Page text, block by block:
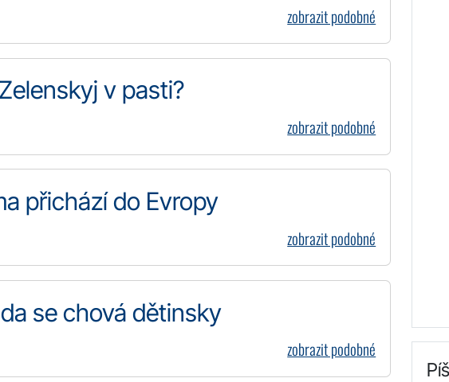
zobrazit podobné
v pasti?
zobrazit podobné
přichází do Evropy
zobrazit podobné
se chová dětinsky
zobrazit podobné